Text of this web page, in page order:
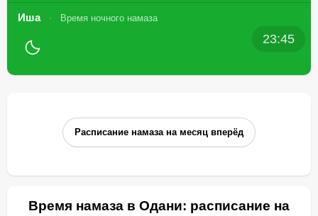
Иша Время ночного намаза
23:45
Расписание намаза на месяц вперёд
Время намаза в Одани: расписание на